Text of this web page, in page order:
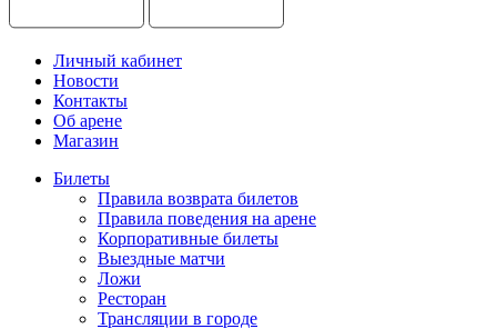
Личный кабинет
Новости
Контакты
Об арене
Магазин
Билеты
Правила возврата билетов
Правила поведения на арене
Корпоративные билеты
Выездные матчи
Ложи
Ресторан
Трансляции в городе